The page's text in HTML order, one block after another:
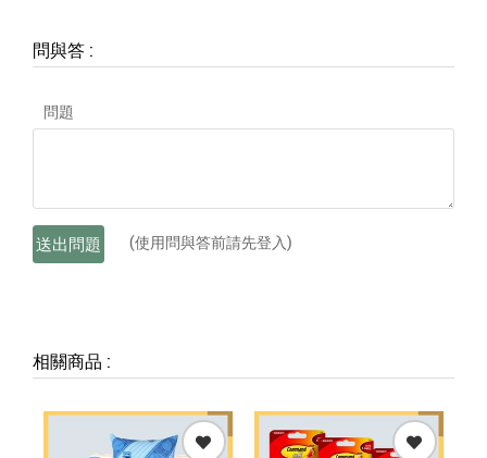
問與答 :
問題
送出問題 (使用問與答前請先登入)
相關商品 :